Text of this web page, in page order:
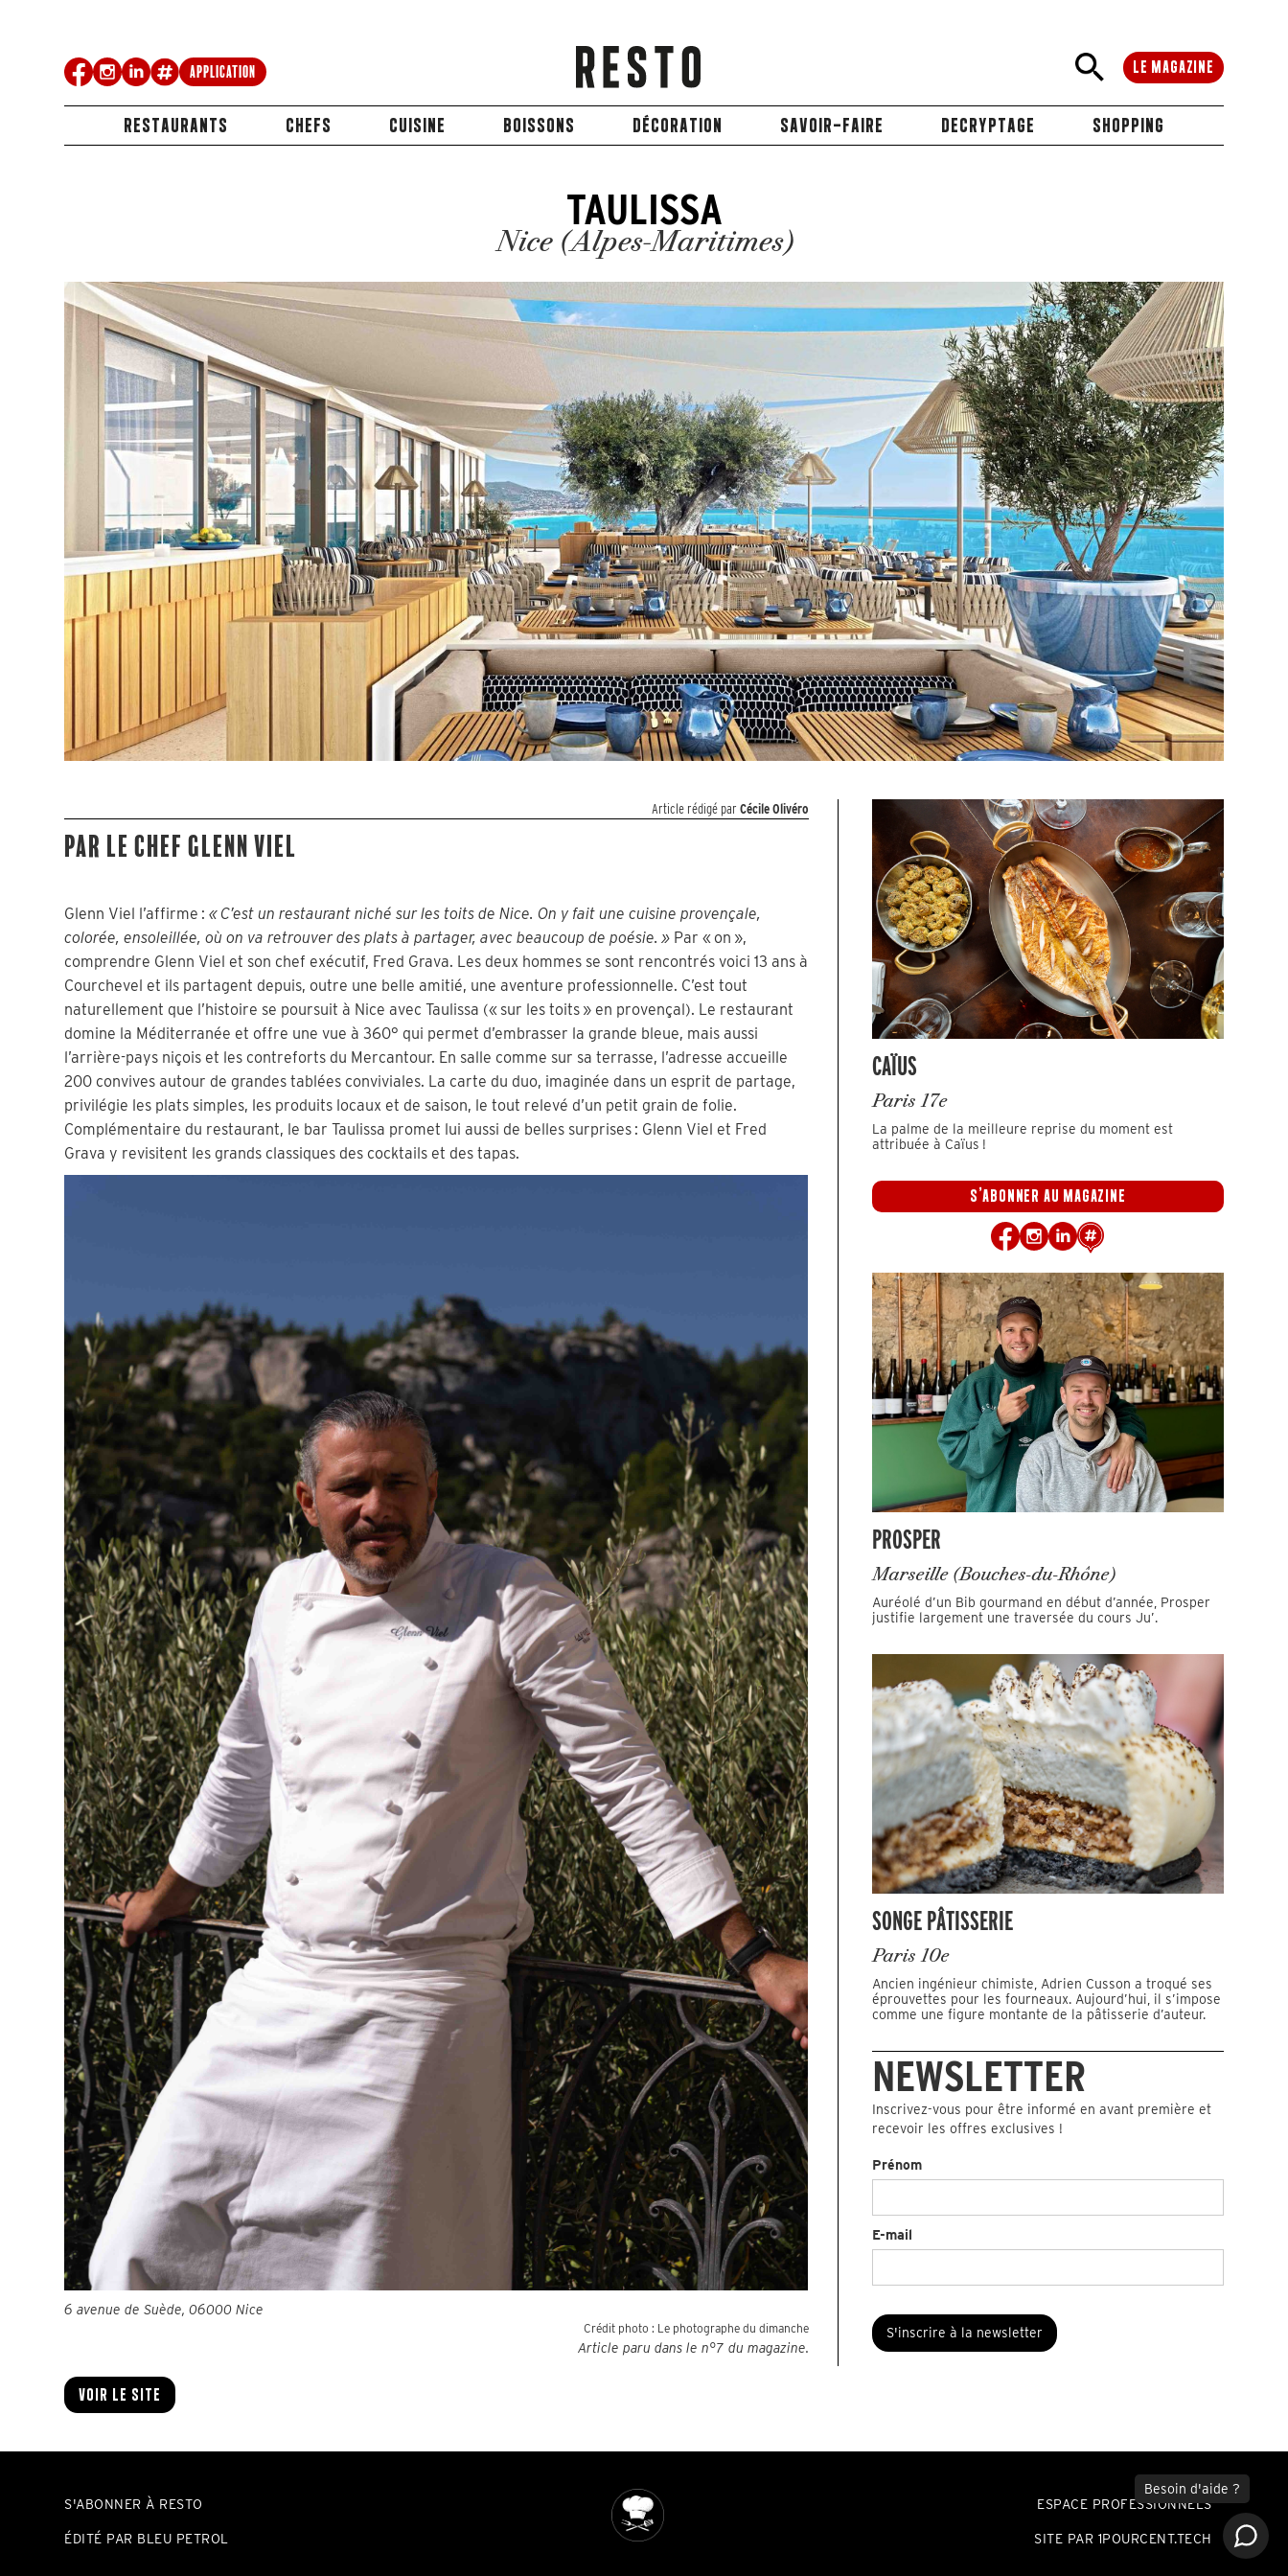
Application LE MAGAZINE
RESTAURANTS CHEFS CUISINE BOISSONS DÉCORATION SAVOIR-FAIRE DECRYPTAGE SHOPPING
TAULISSA
Nice (Alpes-Maritimes)
Article rédigé par Cécile Olivéro
Par le chef Glenn Viel
Glenn Viel l’affirme :« C’est un restaurant niché sur les toits de Nice. On y fait une cuisine provençale,
colorée, ensoleillée, où on va retrouver des plats à partager, avec beaucoup de poésie. » Par « on »,
comprendre Glenn Viel et son chef exécutif, Fred Grava. Les deux hommes se sont rencontrés voici 13 ans à
Courchevel et ils partagent depuis, outre une belle amitié, une aventure professionnelle. C’est tout
naturellement que l’histoire se poursuit à Nice avec Taulissa (« sur les toits » en provençal). Le restaurant
domine la Méditerranée et offre une vue à 360° qui permet d’embrasser la grande bleue, mais aussi
l’arrière-pays niçois et les contreforts du Mercantour. En salle comme sur sa terrasse, l’adresse accueille
200 convives autour de grandes tablées conviviales. La carte du duo, imaginée dans un esprit de partage,
privilégie les plats simples, les produits locaux et de saison, le tout relevé d’un petit grain de folie.
Complémentaire du restaurant, le bar Taulissa promet lui aussi de belles surprises : Glenn Viel et Fred
Grava y revisitent les grands classiques des cocktails et des tapas.
6 avenue de Suède, 06000 Nice
Crédit photo : Le photographe du dimanche
Article paru dans le n°7 du magazine.
Voir le site
CAÏUS
Paris 17e
La palme de la meilleure reprise du moment est
attribuée à Caïus !
S'ABONNER AU MAGAZINE
PROSPER
Marseille (Bouches-du-Rhône)
Auréolé d’un Bib gourmand en début d’année, Prosper
justifie largement une traversée du cours Ju’.
SONGE PÂTISSERIE
Paris 10e
Ancien ingénieur chimiste, Adrien Cusson a troqué ses
éprouvettes pour les fourneaux. Aujourd’hui, il s’impose
comme une figure montante de la pâtisserie d’auteur.
NEWSLETTER
Inscrivez-vous pour être informé en avant première et
recevoir les offres exclusives !
Prénom
E-mail
S'ABONNER À RESTO
ÉDITÉ PAR BLEU PETROL
ESPACE PROFESSIONNELS
SITE PAR 1POURCENT.TECH